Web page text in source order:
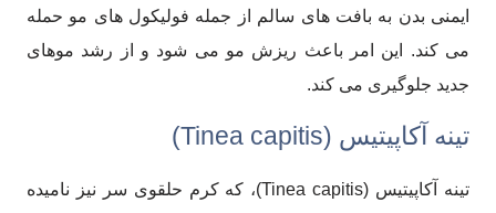
ایمنی بدن به بافت های سالم از جمله فولیکول های مو حمله
می کند. این امر باعث ریزش مو می شود و از رشد موهای
جدید جلوگیری می کند.
تینه آکاپیتیس (Tinea capitis)
تینه آکاپیتیس (Tinea capitis)، که کرم حلقوی سر نیز نامیده